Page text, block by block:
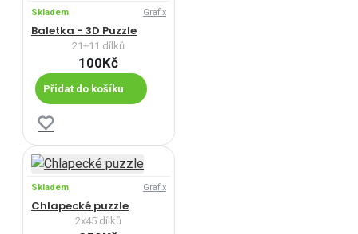
Skladem Grafix
Baletka - 3D Puzzle
21+11 dílků
100Kč
Přidat do košíku
Skladem Grafix
Chlapecké puzzle
2x45 dílků